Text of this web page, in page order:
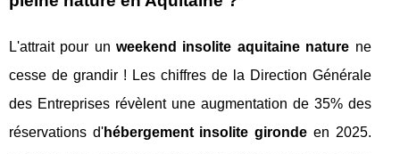
L'attrait pour unweekend insolite aquitaine nature ne
cesse de grandir ! Les chiffres de la Direction Générale
des Entreprises révèlent une augmentation de 35% des
réservations d'hébergement insolite gironde en 2025.